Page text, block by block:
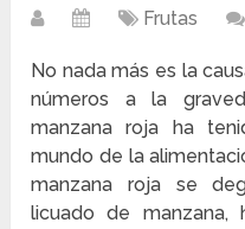
Frutas
No nada más es la
números a la
manzana roja ha
mundo de la
manzana roja se
licuado de manzana,